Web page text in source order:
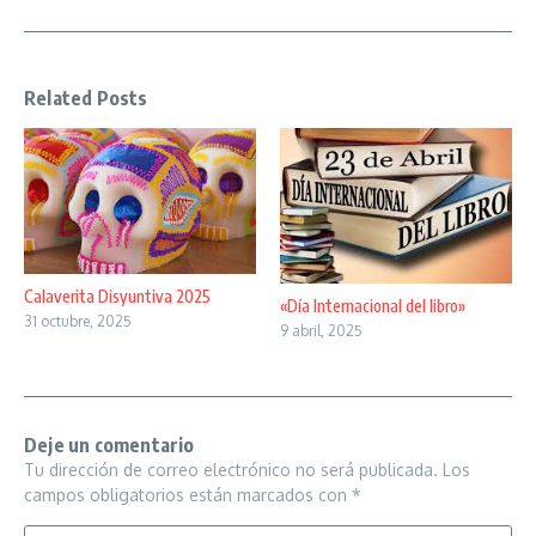
Related Posts
Calaverita Disyuntiva 2025
31 octubre, 2025
«Día Internacional del libro»
9 abril, 2025
Deje un comentario
Tu dirección de correo electrónico no será publicada. Los
campos obligatorios están marcados con *